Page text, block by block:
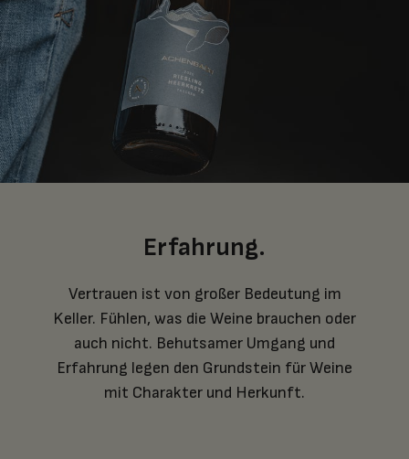
Erfahrung.
Vertrauen ist von großer Bedeutung im
Keller. Fühlen, was die Weine brauchen oder
auch nicht. Behutsamer Umgang und
Erfahrung legen den Grundstein für Weine
mit Charakter und Herkunft.